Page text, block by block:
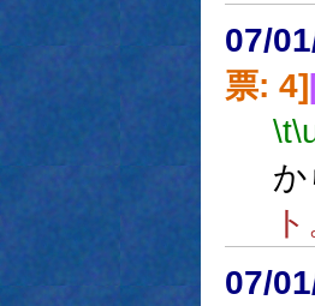
07/
票: 4]
\t
か
ト
07/